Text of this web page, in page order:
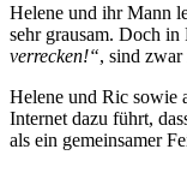
Helene und ihr Mann
sehr grausam. Doch in
verrecken!“, sind zwar
Helene und Ric sowie
Internet dazu führt,
als ein gemeinsamer